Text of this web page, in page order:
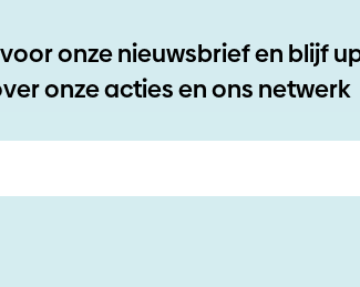
onze nieuwsbrief en blijf
onze acties en ons netwerk